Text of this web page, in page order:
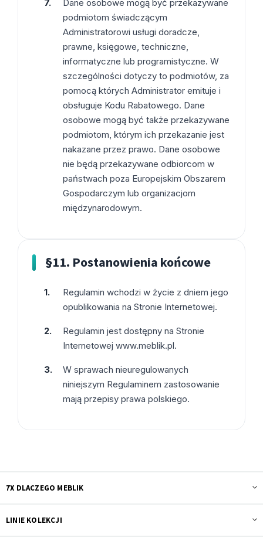
Dane osobowe mogą być przekazywane
podmiotom świadczącym
Administratorowi usługi doradcze,
prawne, księgowe, techniczne,
informatyczne lub programistyczne. W
szczególności dotyczy to podmiotów, za
pomocą których Administrator emituje i
obsługuje Kodu Rabatowego. Dane
osobowe mogą być także przekazywane
podmiotom, którym ich przekazanie jest
nakazane przez prawo. Dane osobowe
nie będą przekazywane odbiorcom w
państwach poza Europejskim Obszarem
Gospodarczym lub organizacjom
międzynarodowym.
§11. Postanowienia końcowe
Regulamin wchodzi w życie z dniem jego
opublikowania na Stronie Internetowej.
Regulamin jest dostępny na Stronie
Internetowej www.meblik.pl.
W sprawach nieuregulowanych
niniejszym Regulaminem zastosowanie
mają przepisy prawa polskiego.
7X DLACZEGO MEBLIK
LINIE KOLEKCJI